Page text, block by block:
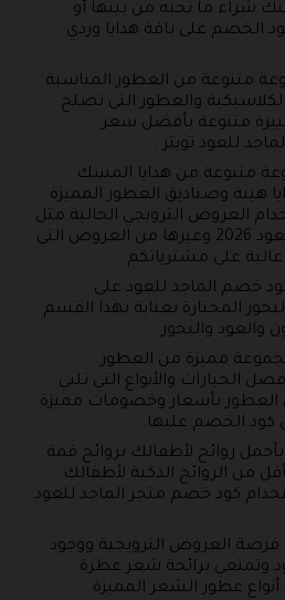
شراء ما تحبه من بينها أو
الخصم على باقة هدايا وردي
متنوعة من العطور المناسبة
والعطور التى تصلح
متنوعة بأفضل سعر
للعود تويتر .
متنوعة من هدايا المسك
هيبة وصناديق العطور المميزة
العروض الترويجي الحالية مثل
كوبون خصم الماجد للعود 2026 وغيرها من العروض التى
على مشترياتكم.
خصم الماجد للعود على
المختارة بعناية بهذا القسم
والبخور.
مميزة من العطور
الخيارات والأنواع التي تلبي
العطور بأسعار وخصومات مميزة
كود الخصم عليها.
روائح لأطفالك بروائح قمة
من الروائح الذكية لأطفالك
كود خصم متجر الماجد للعود
فرصة العروض الترويجية ووجود
وتمتعي برائحة شعر عطرة
عطور الشعر المميزة